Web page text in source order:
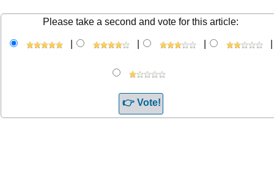
Please take a second and vote for this article: